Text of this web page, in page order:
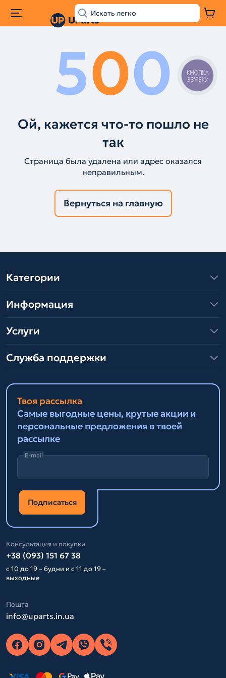
500
Ой, кажется что-то пошло не
так
Страница была удалена или адрес оказался
неправильным.
Вернуться на главную
Категории
Информация
Услуги
Служба поддержки
Твоя рассылка
Самые выгодные цены, крутые акции и
персональные предложения в твоей
рассылке
E-mail
Подписаться
Консультация и покупки
+38 (093) 151 67 38
с 10 до 19 – будни и с 11 до 19 –
выходные
Пошта
info@uparts.in.ua
КНОПКА
ЗВ'ЯЗКУ